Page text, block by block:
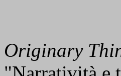
Originary